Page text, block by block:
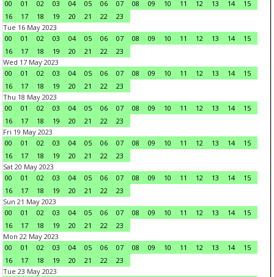
00 01 02 03 04 05 06 07 08 09 10 11 12 13 14
15
16
17 18 19 20 21 22
23
Tue 16 May 2023
00
01 02 03 04 05 06 07 08 09 10 11 12 13 14
15
16
17 18 19 20 21 22
23
Wed 17 May 2023
00
01 02 03 04 05 06 07 08 09 10 11 12 13 14
15
16
17 18 19 20 21 22
23
Thu 18 May 2023
00
01 02 03 04 05 06 07 08 09 10 11 12 13 14
15
16
17 18 19 20 21 22
23
Fri 19 May 2023
00
01 02 03 04 05 06 07 08 09 10 11 12 13 14
15
16
17 18 19 20 21 22
23
Sat 20 May 2023
00
01 02 03 04 05 06 07 08 09 10 11 12 13 14
15
16
17 18 19 20 21 22
23
Sun 21 May 2023
00
01 02 03 04 05 06 07 08 09 10 11 12 13 14
15
16
17 18 19 20 21 22
23
Mon 22 May 2023
00
01 02 03 04 05 06 07 08 09 10 11 12 13 14
15
16
17 18 19 20 21 22
23
Tue 23 May 2023